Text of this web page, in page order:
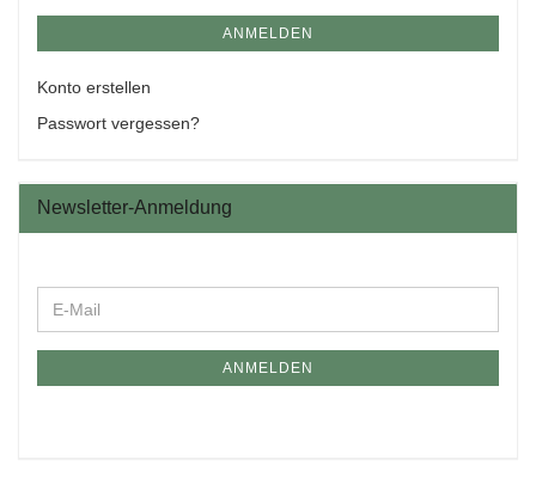
ANMELDEN
Konto erstellen
Passwort vergessen?
Newsletter-Anmeldung
ANMELDEN